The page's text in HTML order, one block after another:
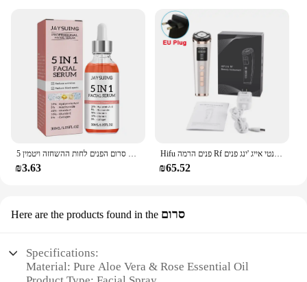
5 ב 1 לדעוך קווים עדינים מיצוק הפנים סרום הפנים לחות ההשחזה ויטמין c חומצה היאלורונית חומצה היאלורונית העור
₪3.63
Hifu פנים הרמה Rf תדר גבוה אנטי אייג 'ינג פנים massager פנים microudent פנים פנים microent machine hifu machine
₪65.52
Here are the products found in the סרום
Specifications:
Material: Pure Aloe Vera & Rose Essential Oil